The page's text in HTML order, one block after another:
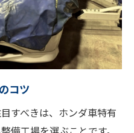
ばれる理由
な信頼関係川越市なら
提供する信頼感
関係を深める方法
ビスの重要性
コツ
すべきは、ホンダ車特有